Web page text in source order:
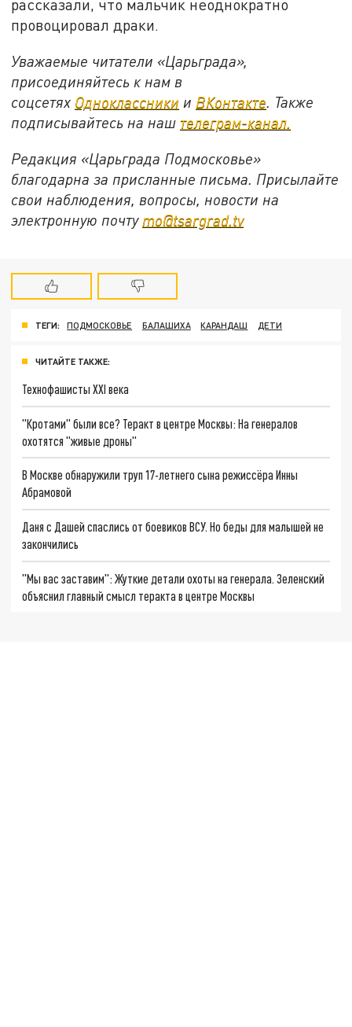
рассказали, что мальчик неоднократно
провоцировал драки.
Уважаемые читатели «Царьграда»,
присоединяйтесь к нам в
соцсетях Одноклассники и ВКонтакте. Также
подписывайтесь на наш телеграм-канал.
Редакция «Царьграда Подмосковье»
благодарна за присланные письма. Присылайте
свои наблюдения, вопросы, новости на
электронную почту mo@tsargrad.tv
ТЕГИ: ПОДМОСКОВЬЕ БАЛАШИХА КАРАНДАШ ДЕТИ
ЧИТАЙТЕ ТАКЖЕ:
Технофашисты XXI века
"Кротами" были все? Теракт в центре Москвы: На генералов
охотятся "живые дроны"
В Москве обнаружили труп 17-летнего сына режиссёра Инны
Абрамовой
Даня с Дашей спаслись от боевиков ВСУ. Но беды для малышей не
закончились
"Мы вас заставим": Жуткие детали охоты на генерала. Зеленский
объяснил главный смысл теракта в центре Москвы